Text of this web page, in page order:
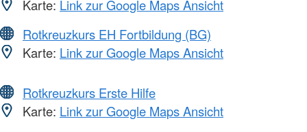
Karte: Link zur Google Maps Ansicht
Rotkreuzkurs EH Fortbildung (BG)
Karte: Link zur Google Maps Ansicht
Rotkreuzkurs Erste Hilfe
Karte: Link zur Google Maps Ansicht